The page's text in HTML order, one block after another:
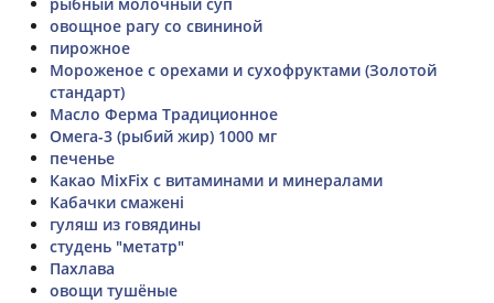
овощное рагу со свининой
пирожное
Мороженое с орехами и сухофруктами (Золотой
стандарт)
Масло Ферма Традиционное
Омега-3 (рыбий жир) 1000 мг
печенье
Какао MixFix с витаминами и минералами
Кабачки смажені
гуляш из говядины
студень "метатр"
Пахлава
овощи тушёные